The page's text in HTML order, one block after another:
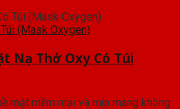
(Mask Oxygen)
Nạ Thở Oxy Có Túi
mặt mềm mại và mịn màng không